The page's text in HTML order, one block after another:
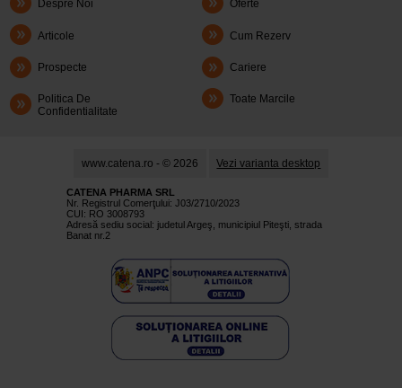
Despre Noi Oferte
Articole Cum Rezerv
Prospecte Cariere
Politica De
Confidentialitate
Toate Marcile
www.catena.ro - © 2026 Vezi varianta desktop
CATENA PHARMA SRL
Nr. Registrul Comerţului: J03/2710/2023
CUI: RO 3008793
Adresă sediu social: judetul Argeş, municipiul Piteşti, strada
Banat nr.2